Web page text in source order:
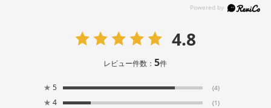
4.8
レビュー件数：5件
★ 5 (4)
★ 4 (1)